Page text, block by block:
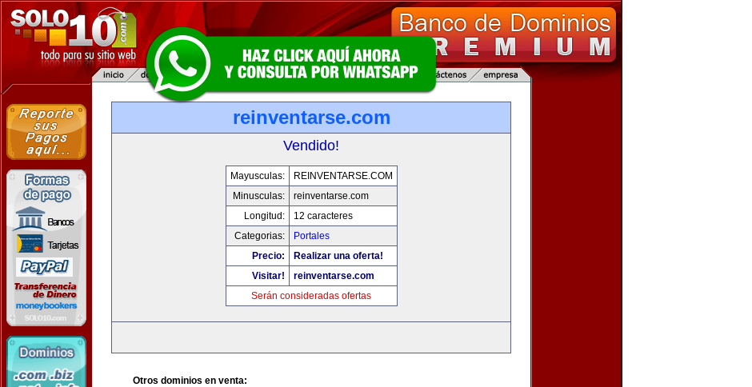
reinventarse.com
Vendido!
Mayusculas:
REINVENTARSE.COM
Minusculas:
reinventarse.com
Longitud:
12 caracteres
Categorias:
Portales
Precio:
Realizar una oferta!
Visitar!
reinventarse.com
Serán consideradas ofertas
Otros dominios en venta: